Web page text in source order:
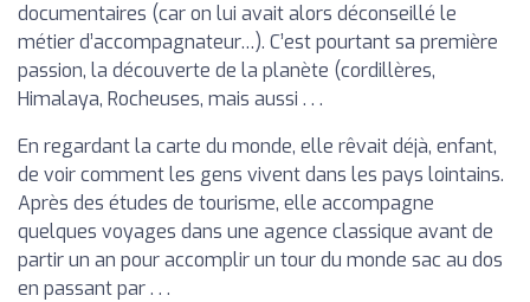
documentaires (car on lui avait alors déconseillé le
métier d’accompagnateur…). C’est pourtant sa première
passion, la découverte de la planète (cordillères,
Himalaya, Rocheuses, mais aussi . . .
En regardant la carte du monde, elle rêvait déjà, enfant,
de voir comment les gens vivent dans les pays lointains.
Après des études de tourisme, elle accompagne
quelques voyages dans une agence classique avant de
partir un an pour accomplir un tour du monde sac au dos
en passant par . . .